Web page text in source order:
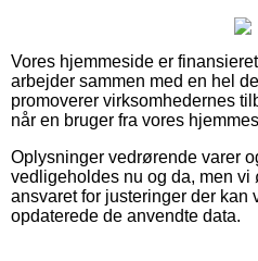
Vores hjemmeside er
arbejder sammen med en hel
promoverer virksomhedernes
når en bruger fra vores
Oplysninger vedrørende varer
vedligeholdes nu og da, men vi
ansvaret for justeringer der
opdaterede de anvendte data.